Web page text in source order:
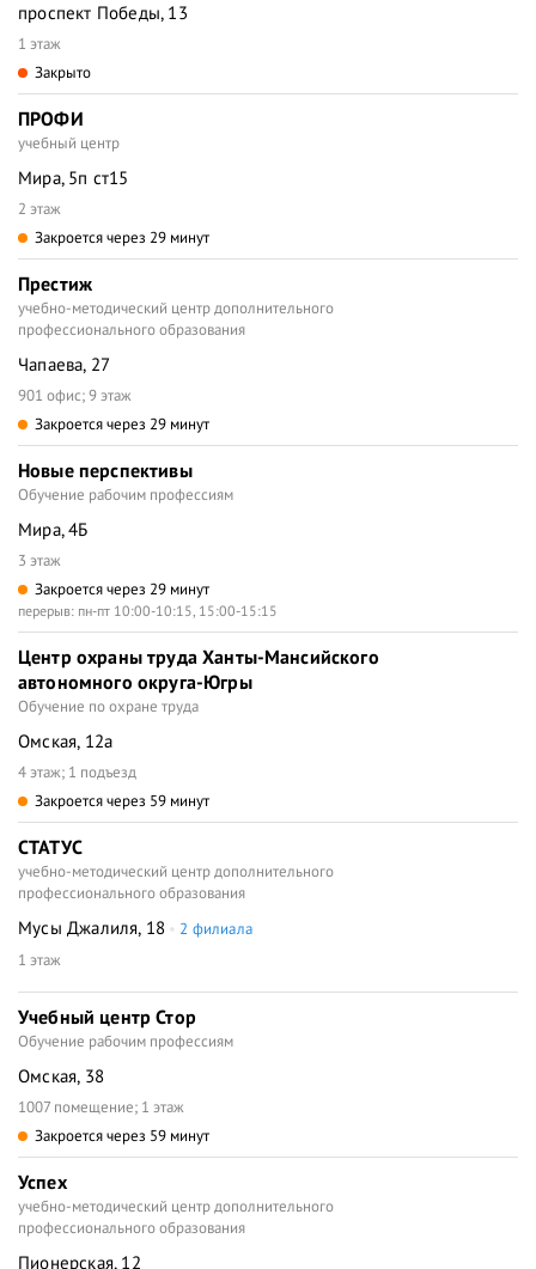
проспект Победы, 13
1 этаж
Закрыто
ПРОФИ
учебный центр
Мира, 5п ст15
2 этаж
Закроется через 29 минут
Престиж
учебно-методический центр дополнительного
профессионального образования
Чапаева, 27
901 офис; 9 этаж
Закроется через 29 минут
Новые перспективы
Обучение рабочим профессиям
Мира, 4Б
3 этаж
Закроется через 29 минут
перерыв: пн-пт 10:00-10:15, 15:00-15:15
Центр охраны труда Ханты-Мансийского
автономного округа-Югры
Обучение по охране труда
Омская, 12а
4 этаж; 1 подъезд
Закроется через 59 минут
СТАТУС
учебно-методический центр дополнительного
профессионального образования
Мусы Джалиля, 18
2 филиала
1 этаж
Учебный центр Стор
Обучение рабочим профессиям
Омская, 38
1007 помещение; 1 этаж
Закроется через 59 минут
Успех
учебно-методический центр дополнительного
профессионального образования
Пионерская, 12